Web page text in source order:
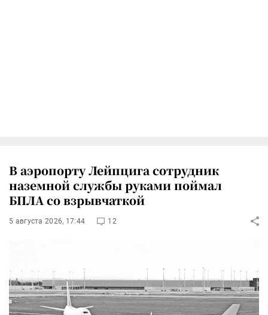
В аэропорту Лейпцига сотрудник
наземной службы руками поймал
БПЛА со взрывчаткой
5 августа 2026, 17:44 12